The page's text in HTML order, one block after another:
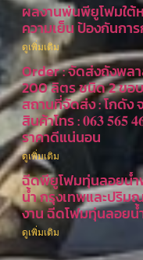
ผลงานพ่นพียูโฟมใต้
ความเย็น ป้องกันกา
ดูเพิ่มเติม
Order : จัดส่งถังพล
200 ลิตร ชนิด 2 ขอ
สถานที่จัดส่ง : โกดัง
สินค้าโทร : 𝟎𝟔𝟑 𝟓𝟔𝟓
ราคาดีแน่นอน
ดูเพิ่มเติม
ฉีดพียูโฟมทุ่นลอยน้ำ
น้ำ กรุงเทพและปริ
งาน ฉีดโฟมทุ่นลอยน้
ดูเพิ่มเติม